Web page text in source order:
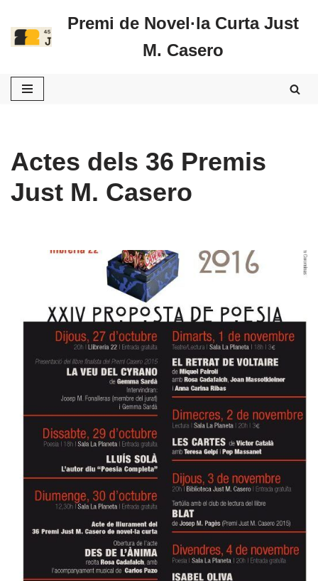
Vés
Premi de Novel·la Curta Just
M. Casero
Actes dels 36 Premis
Just M. Casero